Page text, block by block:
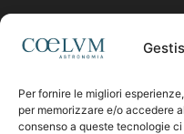
Per fornire le migliori
per memorizzare e/o accedere
consenso a queste tecnologie
Contattaci: